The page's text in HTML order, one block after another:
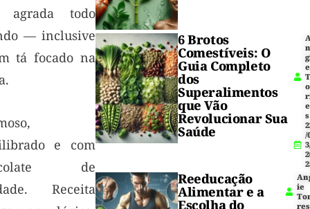
agrada todo
— inclusive
tá focado na
e com
de
Receita
6 Brotos
Comestíveis: O
Guia Completo
dos
Superalimentos
que Vão
Revolucionar Sua
Saúde
n
e
T
o
e
s
/
Reeducação
Alimentar e a
Escolha do
ie
res